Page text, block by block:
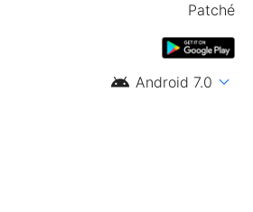
Patché
android Android 7.0 expand_more